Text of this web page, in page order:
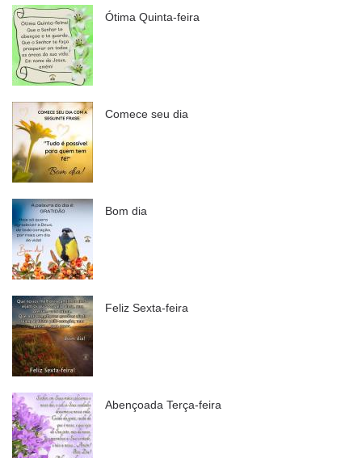
Ótima Quinta-feira
Comece seu dia
Bom dia
Feliz Sexta-feira
Abençoada Terça-feira